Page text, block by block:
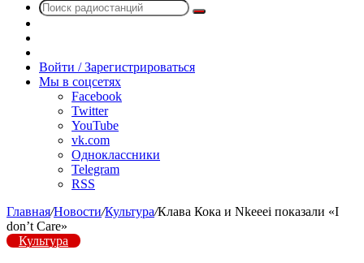
Поиск
радио
Войти / Зарегистрироваться
Мы в соцсетях
Facebook
Twitter
YouTube
vk.com
Одноклассники
Telegram
RSS
Главная/Новости/Культура/Клава Кока и Nkeeei показали «I
don’t Care»
Культура